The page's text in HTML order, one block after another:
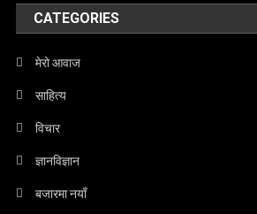
CATEGORIES
मेरो आवाज
साहित्य
विचार
ज्ञानविज्ञान
बजारमा नयाँ